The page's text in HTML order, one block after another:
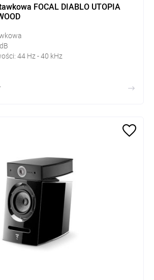
FOCAL DIABLO UTOPIA
dB
44 Hz - 40 kHz